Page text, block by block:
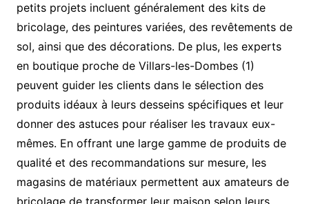
petits projets incluent généralement des kits de
bricolage, des peintures variées, des revêtements de
sol, ainsi que des décorations. De plus, les experts
en boutique proche de Villars-les-Dombes (1)
peuvent guider les clients dans le sélection des
produits idéaux à leurs desseins spécifiques et leur
donner des astuces pour réaliser les travaux eux-
mêmes. En offrant une large gamme de produits de
qualité et des recommandations sur mesure, les
magasins de matériaux permettent aux amateurs de
bricolage de transformer leur maison selon leurs